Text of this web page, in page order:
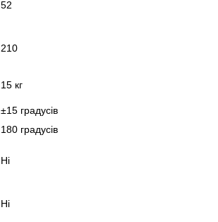
52
210
15 кг
±15 градусів
180 градусів
Ні
Ні